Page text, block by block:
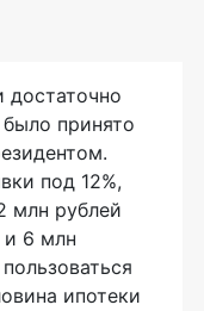
достаточно
принято
под 12%,
млн рублей
и 6 млн
ипотеки